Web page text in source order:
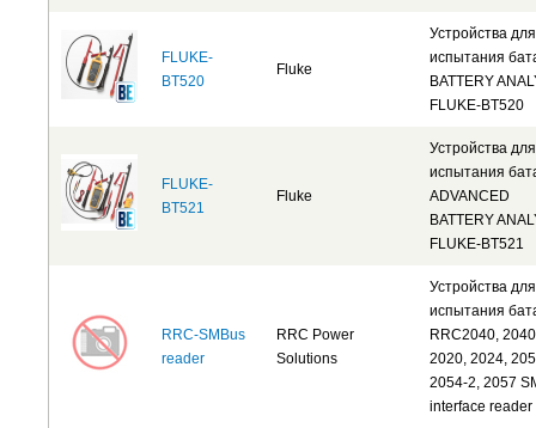
FLUKE-
BT520
Fluke
Устройства для
испытания
BATTERY
FLUKE-BT520
FLUKE-
BT521
Fluke
Устройства для
испытания
ADVANCED
BATTERY
FLUKE-BT521
RRC-SMBus
reader
RRC Power
Solutions
Устройства для
испытания
RRC2040,
2020, 2024,
2054-2, 2057
interface reader